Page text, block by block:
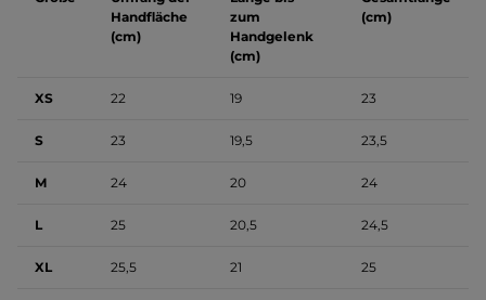
Handfläche
(cm)
zum
Handgelenk
(cm)
(cm)
XS 22 19 23
S 23 19,5 23,5
M 24 20 24
L 25 20,5 24,5
XL 25,5 21 25